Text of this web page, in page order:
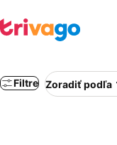
Filtre Zoradiť podľa